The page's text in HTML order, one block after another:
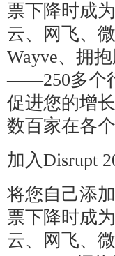
票下降时成
云、网飞、
Wayve、拥
——250多个
促进您的增
数百家在各
加入Disrupt
将您自己添
票下降时成
云、网飞、